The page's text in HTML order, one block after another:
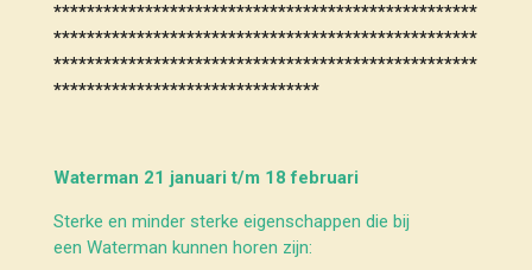
***************************************************
***************************************************
***************************************************
********************************
Waterman 21 januari t/m 18 februari
Sterke en minder sterke eigenschappen die bij
een Waterman kunnen horen zijn: